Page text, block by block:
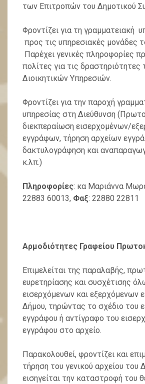
των Επιτροπών του Δημοτικού
Φροντίζει για τη γραμματειακή
προς τις υπηρεσιακές μονάδες
Παρέχει γενικές πληροφορίες
πολίτες για τις δραστηριότητες
Διοικητικών Υπηρεσιών.
Φροντίζει για την παροχή
υπηρεσίας στη Διεύθυνση
διεκπεραίωση εισερχομένων/
εγγράφων, τήρηση αρχείων
δακτυλογράφηση και
κ.λπ.)
Πληροφορίες: κα Μαριάννα
22883 60013, Φαξ: 22880 22811
Αρμοδιότητες Γραφείου
Επιμελείται της παραλαβής,
ευρετηρίασης και συσχέτισης
εισερχόμενων και εξερχόμενων
Δήμου, τηρώντας το σχέδιο του
εγγράφου ή αντίγραφο του
εγγράφου στο αρχείο.
Παρακολουθεί, φροντίζει και
τήρηση του γενικού αρχείου του
εισηγείται την καταστροφή του